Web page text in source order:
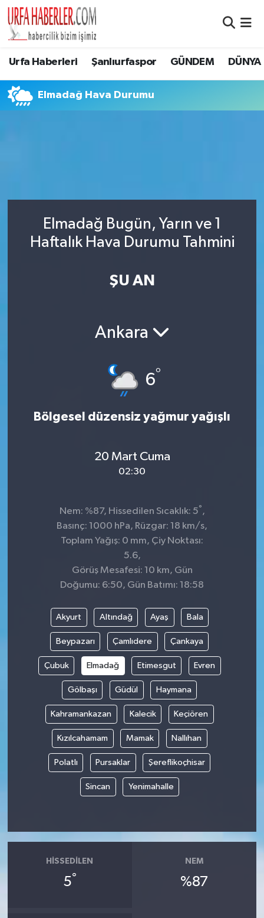
Urfa Haberleri Şanlıurfaspor GÜNDEM DÜNYA
Elmadağ Hava Durumu
Elmadağ Bugün, Yarın ve 1
Haftalık Hava Durumu Tahmini
ŞU AN
Ankara
6°
Bölgesel düzensiz yağmur yağışlı
20 Mart Cuma
02:30
Nem: %87, Hissedilen Sıcaklık: 5°,
Basınç: 1000 hPa, Rüzgar: 18 km/s,
Toplam Yağış: 0 mm, Çiy Noktası:
5.6,
Görüş Mesafesi: 10 km, Gün
Doğumu: 6:50, Gün Batımı: 18:58
Akyurt Altındağ Ayaş Bala
Beypazarı Çamlıdere Çankaya
Çubuk Elmadağ Etimesgut Evren
Gölbaşı Güdül Haymana
Kahramankazan Kalecik Keçiören
Kızılcahamam Mamak Nallıhan
Polatlı Pursaklar Şereflikoçhisar
Sincan Yenimahalle
HISSEDILEN
5°
NEM
%87
Şanlıurfa Nöbetçi Eczaneler
Son Dakika Haberleri